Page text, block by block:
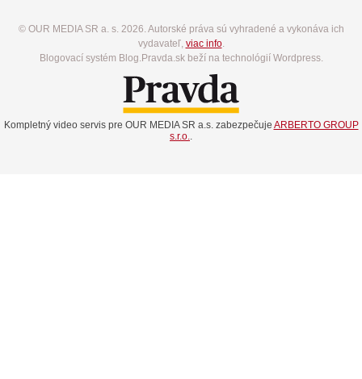
© OUR MEDIA SR a. s. 2026. Autorské práva sú vyhradené a vykonáva ich
vydavateľ, viac info.
Blogovací systém Blog.Pravda.sk beží na technológií Wordpress.
Kompletný video servis pre OUR MEDIA SR a.s. zabezpečuje ARBERTO GROUP
s.r.o..